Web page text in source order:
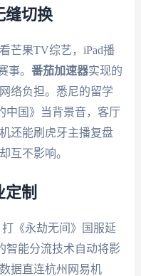
缝切换
芒果TV综艺，iPad播
事。 番茄加速器实现的
络负担。悉尼的留学
中国》当背景音，客厅
还能刷虎牙主播复盘
互不影响。
定制
《永劫无间》国服延
智能分流技术自动将影
据直连杭州网易机